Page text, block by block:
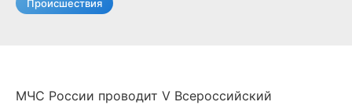
Происшествия
МЧС России проводит V Всероссийский